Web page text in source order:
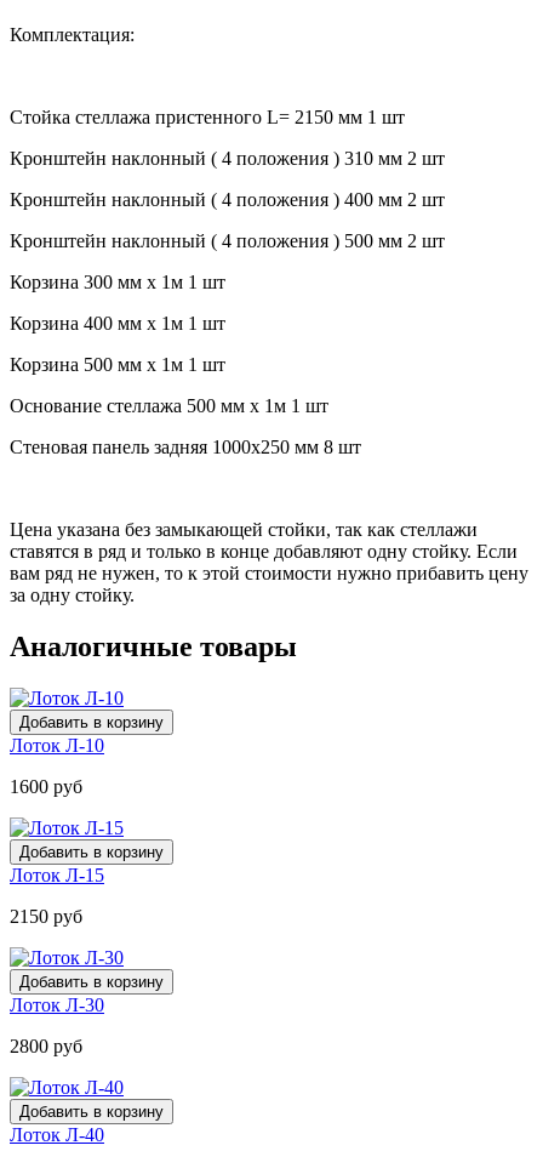
Комплектация:
Стойка стеллажа пристенного L= 2150 мм 1 шт
Кронштейн наклонный ( 4 положения ) 310 мм 2 шт
Кронштейн наклонный ( 4 положения ) 400 мм 2 шт
Кронштейн наклонный ( 4 положения ) 500 мм 2 шт
Корзина 300 мм х 1м 1 шт
Корзина 400 мм х 1м 1 шт
Корзина 500 мм х 1м 1 шт
Основание стеллажа 500 мм х 1м 1 шт
Стеновая панель задняя 1000х250 мм 8 шт
Цена указана без замыкающей стойки, так как стеллажи
ставятся в ряд и только в конце добавляют одну стойку. Если
вам ряд не нужен, то к этой стоимости нужно прибавить цену
за одну стойку.
Аналогичные товары
Лоток Л-10
1600 руб
Лоток Л-15
2150 руб
Лоток Л-30
2800 руб
Лоток Л-40